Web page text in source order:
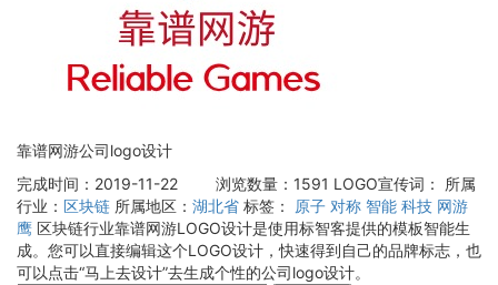
靠谱网游公司logo设计
完成时间：2019-11-22
浏览数量：1591 LOGO宣传词：
所属
行业： 区块链 所属地区： 湖北省 标签： 原子 对称 智能 科技 网游
鹰 区块链行业靠谱网游LOGO设计是使用标智客提供的模板智能生
成。您可以直接编辑这个LOGO设计，快速得到自己的品牌标志，也
可以点击“马上去设计”去生成个性的公司logo设计。